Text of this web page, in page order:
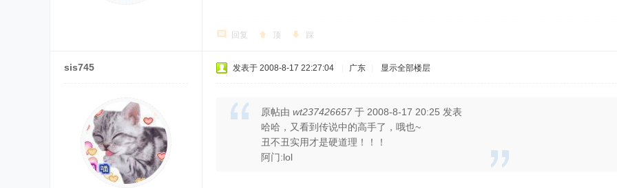
回复 顶 踩
sis745 发表于 2008-8-17 22:27:04 广东 显示全部楼层
原帖由 wt237426657 于 2008-8-17 20:25 发表
哈哈，又看到传说中的高手了，哦也~
丑不丑实用才是硬道理！！！
阿门:lol